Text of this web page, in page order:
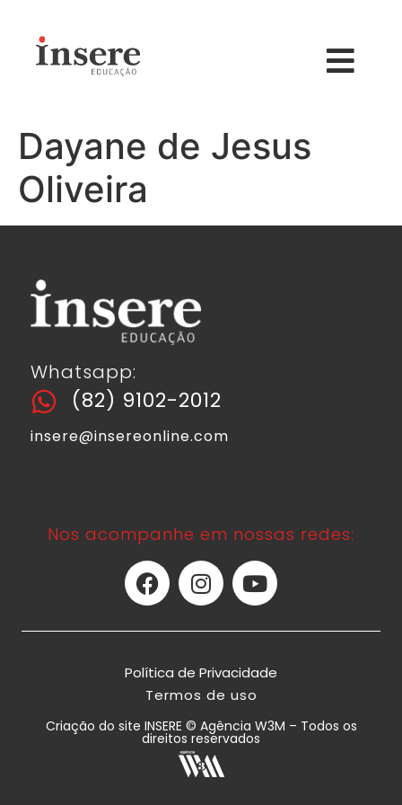
Dayane de Jesus
Oliveira
Whatsapp:
(82) 9102-2012
insere@insereonline.com
Nos acompanhe em nossas redes:
Política de Privacidade
Termos de uso
Criação do site INSERE © Agência W3M – Todos os
direitos reservados